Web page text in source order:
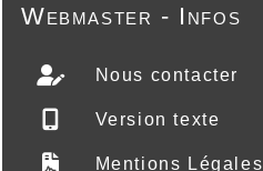
Webmaster - Infos
Nous contacter
Version texte
Mentions Légales